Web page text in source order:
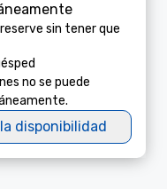
sin tener que
no se puede
disponibilidad